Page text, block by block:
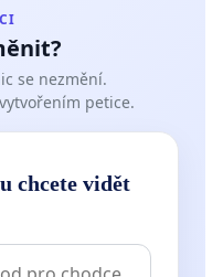
se nezmění.
petice.
chcete vidět